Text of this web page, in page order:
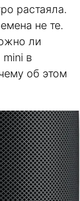
растаяла.
не те.
ли
в
об этом